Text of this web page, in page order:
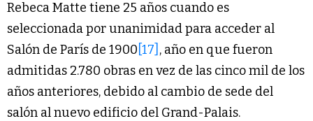
Rebeca Matte tiene 25 años cuando es
seleccionada por unanimidad para acceder al
Salón de París de 1900 [17] , año en que fueron
admitidas 2.780 obras en vez de las cinco mil de los
años anteriores, debido al cambio de sede del
salón al nuevo edificio del Grand-Palais.